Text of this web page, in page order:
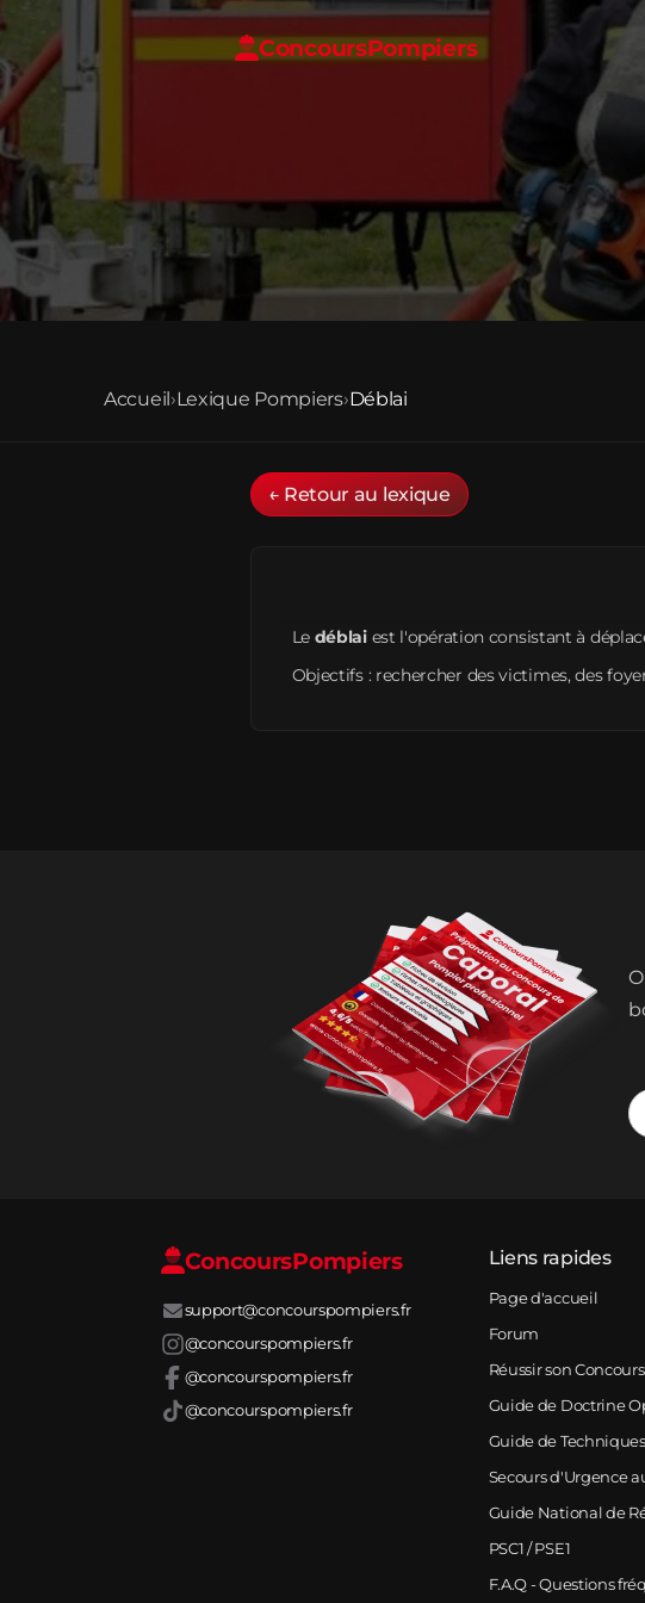
ConcoursPompiers
Accueil›Lexique Pompiers›Déblai
← Retour au lexique
Le déblaiest l'opération consistant à
Objectifs : rechercher des victimes, des
ConcoursPompiers
support@concourspompiers.fr
@concourspompiers.fr
@concourspompiers.fr
@concourspompiers.fr
Liens rapides
Page d'accueil
Forum
Réussir son
Guide de Doctrine
Guide de
Secours d'Urgence
Guide National de
PSC1 / PSE1
F.A.Q - Questions